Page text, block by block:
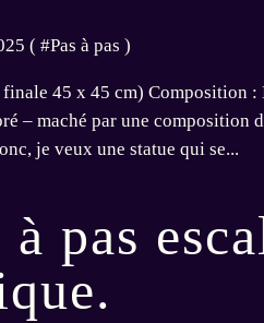
( #Pas à pas )
45 x 45 cm) Composition
– maché par une composition
je veux une statue qui se...
à pas